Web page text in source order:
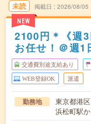
未読
NEW
掲載日 2026/08/05
2100円＊《週
お任せ！＠週1
交通費別途支給あり
WEB登録OK 派遣
勤務地
東京都港区
浜松町駅